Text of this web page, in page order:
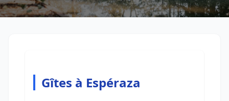
Gîtes à Espéraza